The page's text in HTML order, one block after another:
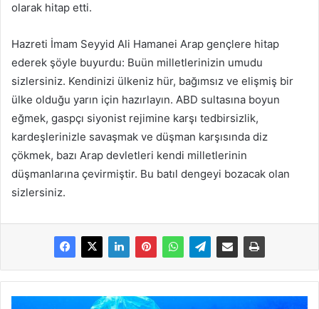
olarak hitap etti.
Hazreti İmam Seyyid Ali Hamanei Arap gençlere hitap
ederek şöyle buyurdu: Buün milletlerinizin umudu
sizlersiniz. Kendinizi ülkeniz hür, bağımsız ve elişmiş bir
ülke olduğu yarın için hazırlayın. ABD sultasına boyun
eğmek, gaspçı siyonist rejimine karşı tedbirsizlik,
kardeşlerinizle savaşmak ve düşman karşısında diz
çökmek, bazı Arap devletleri kendi milletlerinin
düşmanlarına çevirmiştir. Bu batıl dengeyi bozacak olan
sizlersiniz.